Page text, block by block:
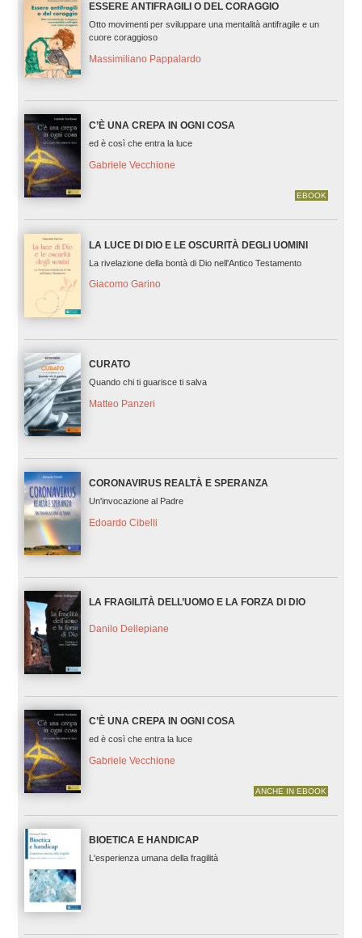
ESSERE ANTIFRAGILI O DEL CORAGGIO
Otto movimenti per sviluppare una mentalità antifragile e un
cuore coraggioso
Massimiliano Pappalardo
C’È UNA CREPA IN OGNI COSA
ed è così che entra la luce
Gabriele Vecchione
EBOOK
LA LUCE DI DIO E LE OSCURITÀ DEGLI UOMINI
La rivelazione della bontà di Dio nell'Antico Testamento
Giacomo Garino
CURATO
Quando chi ti guarisce ti salva
Matteo Panzeri
CORONAVIRUS REALTÀ E SPERANZA
Un'invocazione al Padre
Edoardo Cibelli
LA FRAGILITÀ DELL’UOMO E LA FORZA DI DIO
Danilo Dellepiane
C’È UNA CREPA IN OGNI COSA
ed è così che entra la luce
Gabriele Vecchione
ANCHE IN EBOOK
BIOETICA E HANDICAP
L'esperienza umana della fragilità